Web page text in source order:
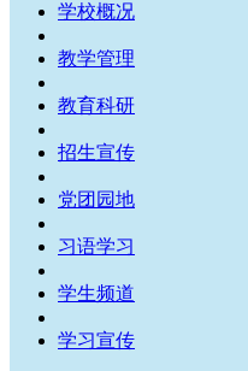
学校概况
教学管理
教育科研
招生宣传
党团园地
习语学习
学生频道
学习宣传